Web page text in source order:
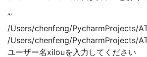
”’
/Users/chenfeng/PycharmProjects/
/Users/chenfeng/PycharmProjects/
ユーザー名xilouを入力してください